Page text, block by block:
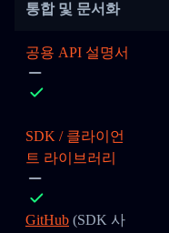
통합 및 문서화
공용 API 설명서
SDK / 클라이언
트 라이브러리
GitHub (SDK 사